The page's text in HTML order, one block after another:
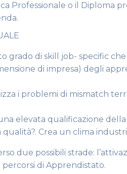
Professionale o il Diploma
grado di skill job- specific
di impresa) degli
i problemi di mismatch
elevata qualificazione
Crea un clima
due possibili strade:
di Apprendistato.